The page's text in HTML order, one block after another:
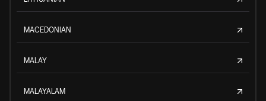
MACEDONIAN
MALAY
MALAYALAM